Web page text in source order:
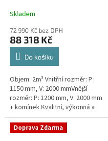
nádrž 2m3
Skladem
72 990 Kč bez DPH
88 318 Kč
Do košíku
Objem: 2m³ Vnitřní rozměr: P:
1150 mm, V: 2000 mmVnější
rozměr: P: 1200 mm, V: 2000 mm
+ komínek Kvalitní, výkonná a
extrémně spolehlivá
přečerpávací stanice k
rodinným a...
Doprava Zdarma